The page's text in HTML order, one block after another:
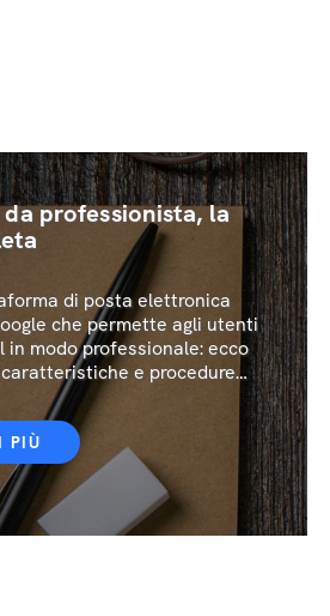
da professionista, la
di posta elettronica
che permette agli utenti
in modo professionale: ecco
e procedure
PIÙ